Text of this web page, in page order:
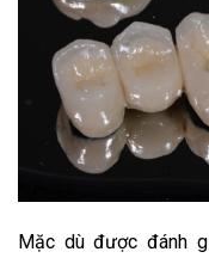
Mặc dù được đánh